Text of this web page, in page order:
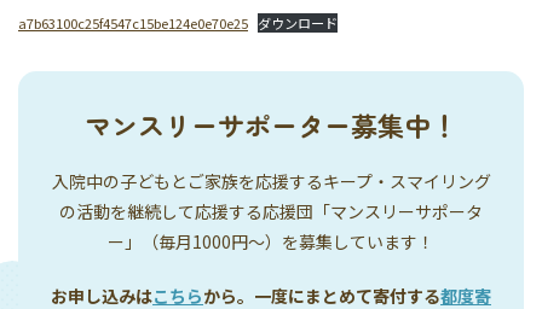
a7b63100c25f4547c15be124e0e70e25 ダウンロード
マンスリーサポーター募集中！
入院中の子どもとご家族を応援するキープ・スマイリング
の活動を継続して応援する応援団「マンスリーサポータ
ー」（毎月1000円〜）を募集しています！
お申し込みはこちらから。一度にまとめて寄付する都度寄